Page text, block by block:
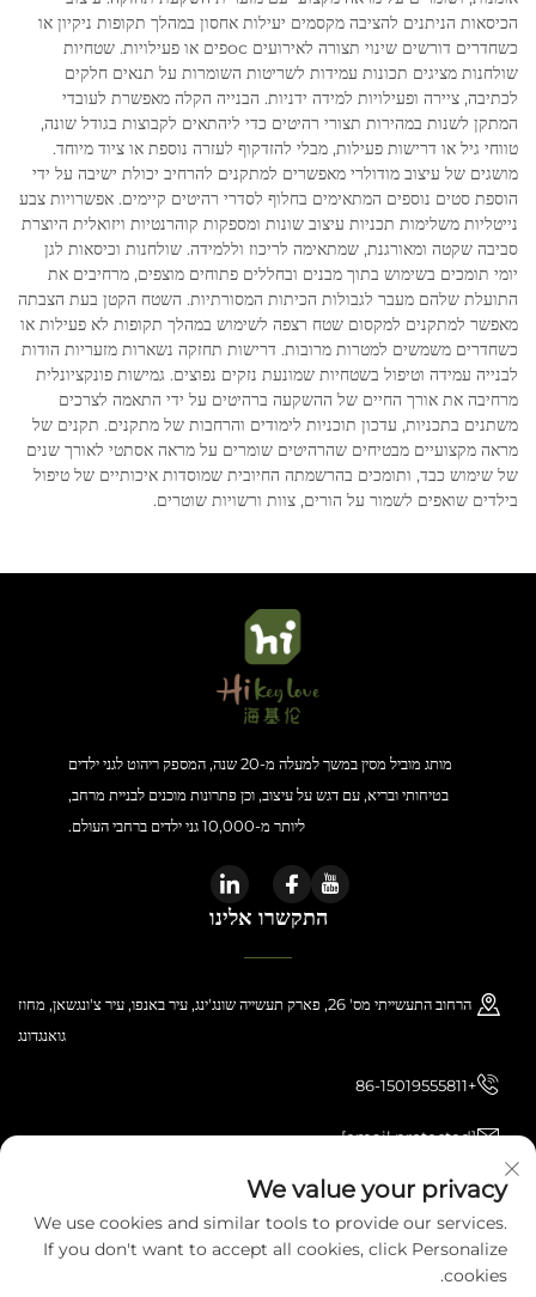
הכיסאות הניתנים להציבה מקסמים יעילות אחסון במהלך תקופות ניקיון או
כשחדרים דורשים שינוי תצורה לאירועים осפים או פעילויות. שטחיות
שולחנות מציגים תכונות עמידות לשריטות השומרות על תנאים חלקים
לכתיבה, ציירה ופעילויות למידה ידניות. הבנייה הקלה מאפשרת לעובדי
המתקן לשנות במהירות תצורי רהיטים כדי ליהתאים לקבוצות בגודל שונה,
טווחי גיל או דרישות פעילות, מבלי להזדקוף לעזרה נוספת או ציוד מיוחד.
מושגים של עיצוב מודולרי מאפשרים למתקנים להרחיב יכולת ישיבה על ידי
הוספת סטים נוספים המתאימים בחלוף לסדרי רהיטים קיימים. אפשרויות צבע
נייטליות משלימות תכניות עיצוב שונות ומספקות קוהרנטיות ויזואלית היוצרת
סביבה שקטה ומאורגנת, שמתאימה לריכוז וללמידה. שולחנות וכיסאות לגן
יומי תומכים בשימוש בתוך מבנים ובחללים פתוחים מוצפים, מרחיבים את
התועלת שלהם מעבר לגבולות הכיתות המסורתיות. השטח הקטן בעת הצבתה
מאפשר למתקנים למקסום שטח רצפה לשימוש במהלך תקופות לא פעילות או
כשחדרים משמשים למטרות מרובות. דרישות תחזקה נשארות מזעריות הודות
לבנייה עמידה וטיפול בשטחיות שמונעת נזקים נפוצים. גמישות פונקציונלית
מרחיבה את אורך החיים של ההשקעה ברהיטים על ידי התאמה לצרכים
משתנים בתכניות, עדכון תוכניות לימודים והרחבות של מתקנים. תקנים של
מראה מקצועיים מבטיחים שהרהיטים שומרים על מראה אסתטי לאורך שנים
של שימוש כבד, ותומכים בהרשמתה החיובית שמוסדות איכותיים של טיפול
בילדים שואפים לשמור על הורים, צוות ורשויות שוטרים.
מותג מוביל מסין במשך למעלה מ-20 שנה, המספק ריהוט לגני ילדים
בטיחותי ובריא, עם דגש על עיצוב, וכן פתרונות מוכנים לבניית מרחב,
ליותר מ-10,000 גני ילדים ברחבי העולם.
התקשרו אלינו
הרחוב התעשייתי מס' 26, פארק תעשייה שונג'ינג, עיר באנפו, עיר צ'ונגשאן, מחוז
גואנגדונג
+86-15019555811
[email protected]
כל הזכויות שמורות © 2026 Zhongshan Haijilun Cultural And Educational
Product Co., Ltd.. כל הזכויות שמורות.
מדיניותICY
We value your privacy
We use cookies and similar tools to provide our services.
If you don't want to accept all cookies, click Personalize
cookies.